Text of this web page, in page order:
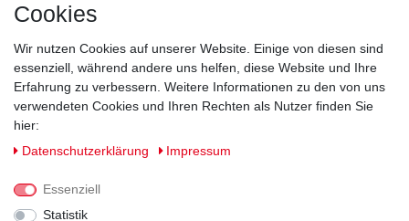
Cookies
Wir nutzen Cookies auf unserer Website. Einige von diesen sind
essenziell, während andere uns helfen, diese Website und Ihre
Erfahrung zu verbessern. Weitere Informationen zu den von uns
verwendeten Cookies und Ihren Rechten als Nutzer finden Sie
hier:
Daten­schutz­erklärung
Impressum
Essenziell
Statistik